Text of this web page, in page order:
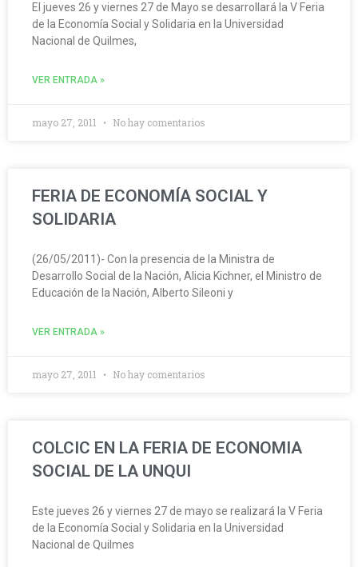
El jueves 26 y viernes 27 de Mayo se desarrollará la V Feria
de la Economía Social y Solidaria en la Universidad
Nacional de Quilmes,
VER ENTRADA »
mayo 27, 2011 No hay comentarios
FERIA DE ECONOMÍA SOCIAL Y
SOLIDARIA
(26/05/2011)- Con la presencia de la Ministra de
Desarrollo Social de la Nación, Alicia Kichner, el Ministro de
Educación de la Nación, Alberto Sileoni y
VER ENTRADA »
mayo 27, 2011 No hay comentarios
COLCIC EN LA FERIA DE ECONOMIA
SOCIAL DE LA UNQUI
Este jueves 26 y viernes 27 de mayo se realizará la V Feria
de la Economía Social y Solidaria en la Universidad
Nacional de Quilmes